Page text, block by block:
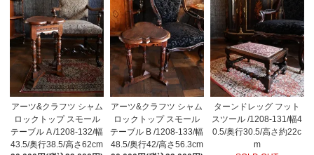
アーツ&クラフツ シャム
ロックトップ スモール
テーブル A /1208-132/幅
43.5/奥行38.5/高さ62cm
アーツ&クラフツ シャム
ロックトップ スモール
テーブル B /1208-133/幅
48.5/奥行42/高さ56.3cm
ターンドレッグ フット
スツール /1208-131/幅4
0.5/奥行30.5/高さ約22c
m